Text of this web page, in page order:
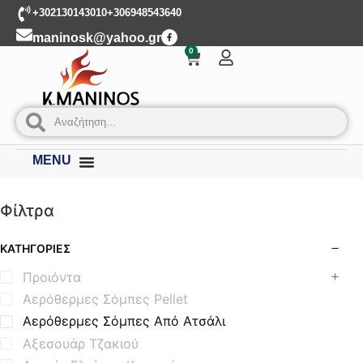
+302130143010+306948543640
maninosk@yahoo.gr
0
MENU
Φίλτρα
ΚΑΤΗΓΟΡΊΕΣ
Προιόντα
Αερόθερμες Σόμπες Pellet
Αερόθερμες Σόμπες Από Ατσάλι
Αξεσουάρ Τζακιού